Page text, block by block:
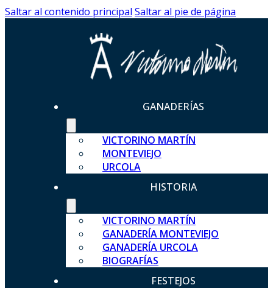
Saltar al contenido principal Saltar al pie de página
GANADERÍAS
VICTORINO MARTÍN
MONTEVIEJO
URCOLA
HISTORIA
VICTORINO MARTÍN
GANADERÍA MONTEVIEJO
GANADERÍA URCOLA
BIOGRAFÍAS
FESTEJOS